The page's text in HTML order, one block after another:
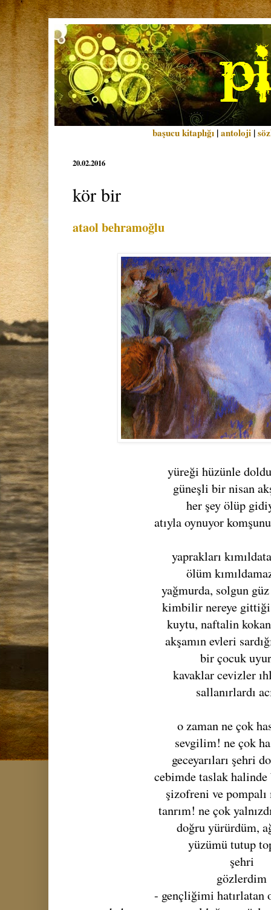
başucu kitaplığı |antoloji |
20.02.2016
kör bir
ataol behramoğlu
yüreği hüzünle
güneşli bir nisan
her şey ölüp
atıyla oynuyor
yaprakları
ölüm
yağmurda, solgun güz
kimbilir nereye
kuytu, naftalin
akşamın evleri
bir çocuk
kavaklar cevizler
sallanırlardı
o zaman ne çok
sevgilim! ne çok
geceyarıları şehri
cebimde taslak
şizofreni ve pompalı
tanrım! ne çok
doğru yürürdüm,
yüzümü tutup
şehri
gözlerdim
- gençliğimi hatırlatan